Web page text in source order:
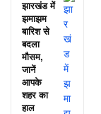
झारखंड में
झमाझम
बारिश से
बदला
मौसम,
जानें
आपके
शहर का
हाल